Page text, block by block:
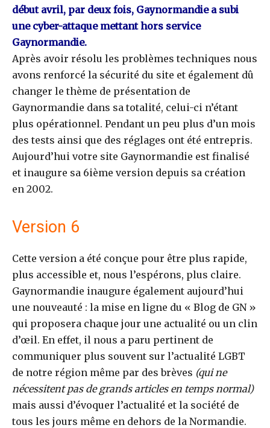
début avril, par deux fois, Gaynormandie a subi
une cyber-attaque mettant hors service
Gaynormandie.
Après avoir résolu les problèmes techniques nous
avons renforcé la sécurité du site et également dû
changer le thème de présentation de
Gaynormandie dans sa totalité, celui-ci n’étant
plus opérationnel. Pendant un peu plus d’un mois
des tests ainsi que des réglages ont été entrepris.
Aujourd’hui votre site Gaynormandie est finalisé
et inaugure sa 6ième version depuis sa création
en 2002.
Version 6
Cette version a été conçue pour être plus rapide,
plus accessible et, nous l’espérons, plus claire.
Gaynormandie inaugure également aujourd’hui
une nouveauté : la mise en ligne du « Blog de GN »
qui proposera chaque jour une actualité ou un clin
d’œil. En effet, il nous a paru pertinent de
communiquer plus souvent sur l’actualité LGBT
de notre région même par des brèves (qui ne
nécessitent pas de grands articles en temps normal)
mais aussi d’évoquer l’actualité et la société de
tous les jours même en dehors de la Normandie.